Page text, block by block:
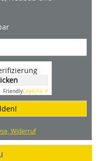
FriendlyCaptcha ⇗
Widerruf